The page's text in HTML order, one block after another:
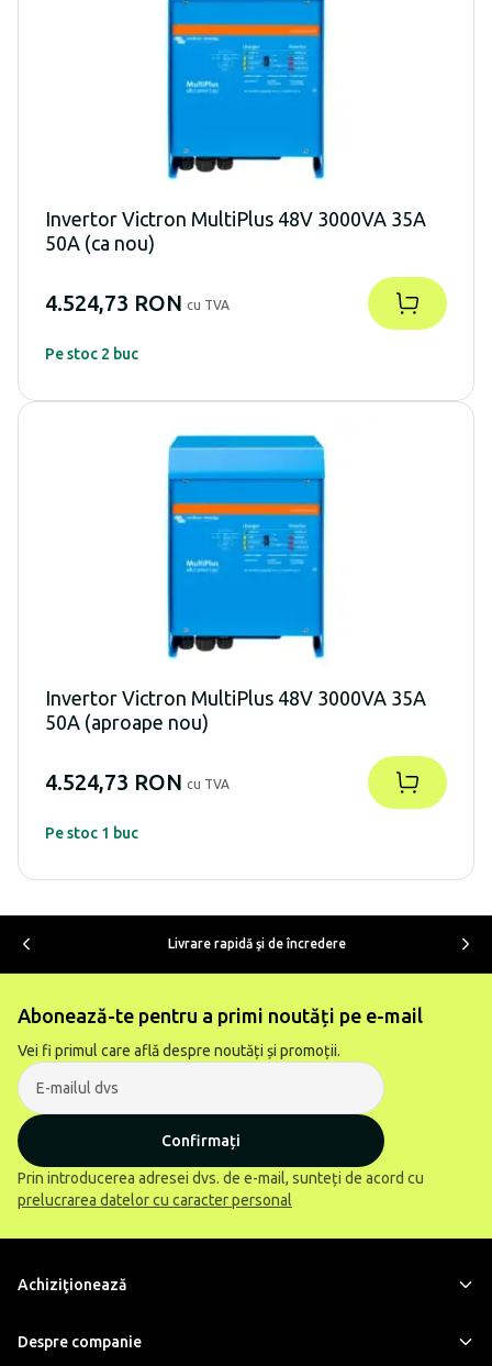
Invertor Victron MultiPlus 48V 3000VA 35A
50A (ca nou)
4.524,73 RON cu TVA
Pe stoc 2 buc
Invertor Victron MultiPlus 48V 3000VA 35A
50A (aproape nou)
4.524,73 RON cu TVA
Pe stoc 1 buc
Livrare rapidă şi de încredere
Abonează-te pentru a primi noutăți pe e-mail
Vei fi primul care află despre noutăți și promoții.
Confirmați
Prin introducerea adresei dvs. de e-mail, sunteți de acord cu
prelucrarea datelor cu caracter personal
Achiziţionează
Despre companie